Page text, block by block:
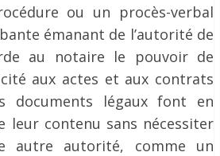
ou un procès-verbal
émanant de l’autorité de
au notaire le pouvoir de
aux actes et aux contrats
documents légaux font en
leur contenu sans nécessiter
autre autorité, comme un